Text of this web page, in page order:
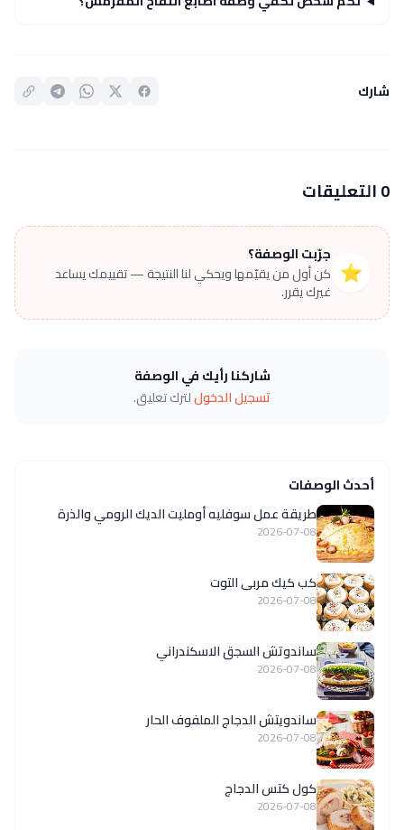
شارك
0 التعليقات
⭐
جرّبت الوصفة؟
كن أول من يقيّمها ويحكي لنا النتيجة — تقييمك يساعد
غيرك يقرر.
شاركنا رأيك في الوصفة
تسجيل الدخوللترك تعليق.
أحدث الوصفات
طريقة عمل سوفليه أومليت الديك الرومي والذرة
2026-07-08
كب كيك مربى التوت
2026-07-08
ساندوتش السجق الاسكندراني
2026-07-08
ساندويتش الدجاج الملفوف الحار
2026-07-08
كول كتس الدجاج
2026-07-08